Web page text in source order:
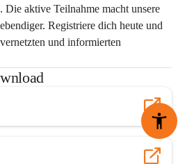
aktive Teilnahme macht unsere
Registriere dich heute und
und informierten